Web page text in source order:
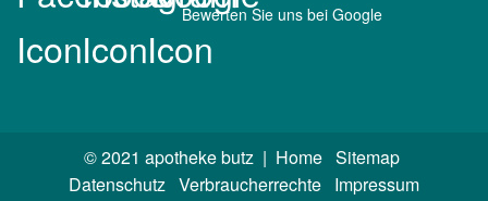
Bewerten Sie uns bei Google
© 2021 apotheke butz | Home Sitemap
Datenschutz Verbraucherrechte Impressum